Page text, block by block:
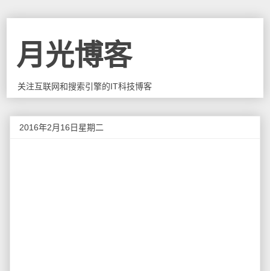
月光博客
关注互联网和搜索引擎的IT科技博客
2016年2月16日星期二